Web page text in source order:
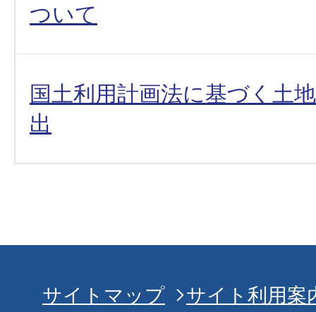
ついて
国土利用計画法に基づく土
出
サイトマップ サイト利用案